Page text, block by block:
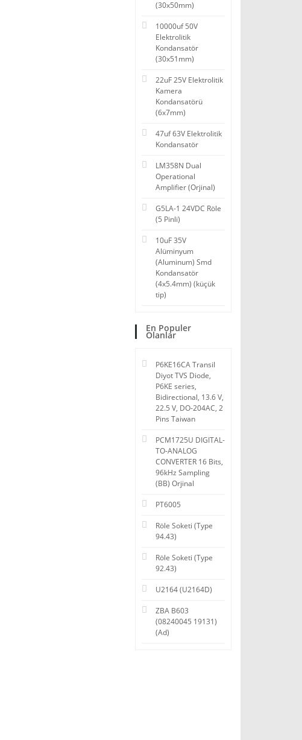
(30x50mm)
10000uf 50V
Elektrolitik
Kondansatör
(30x51mm)
22uF 25V Elektrolitik
Kamera
Kondansatörü
(6x7mm)
47uf 63V Elektrolitik
Kondansatör
LM358N Dual
Operational
Amplifier (Orjinal)
G5LA-1 24VDC Röle
(5 Pinli)
10uF 35V
Alüminyum
(Aluminum) Smd
Kondansatör
(4x5.4mm) (küçük
tip)
En Populer
Olanlar
P6KE16CA Transil
Diyot TVS Diode,
P6KE series,
Bidirectional, 13.6 V,
22.5 V, DO-204AC, 2
Pins Taiwan
PCM1725U DIGITAL-
TO-ANALOG
CONVERTER 16 Bits,
96kHz Sampling
(BB) Orjinal
PT6005
Röle Soketi (Type
94.43)
Röle Soketi (Type
92.43)
U2164 (U2164D)
ZBA B603
(08240045 19131)
(Ad)